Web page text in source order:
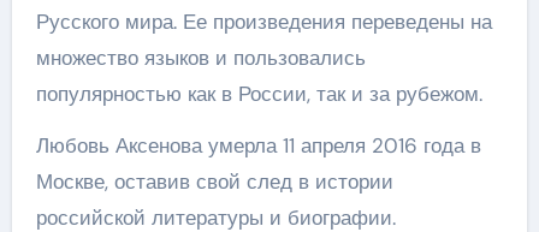
Русского мира. Ее произведения переведены на
множество языков и пользовались
популярностью как в России, так и за рубежом.
Любовь Аксенова умерла 11 апреля 2016 года в
Москве, оставив свой след в истории
российской литературы и биографии.